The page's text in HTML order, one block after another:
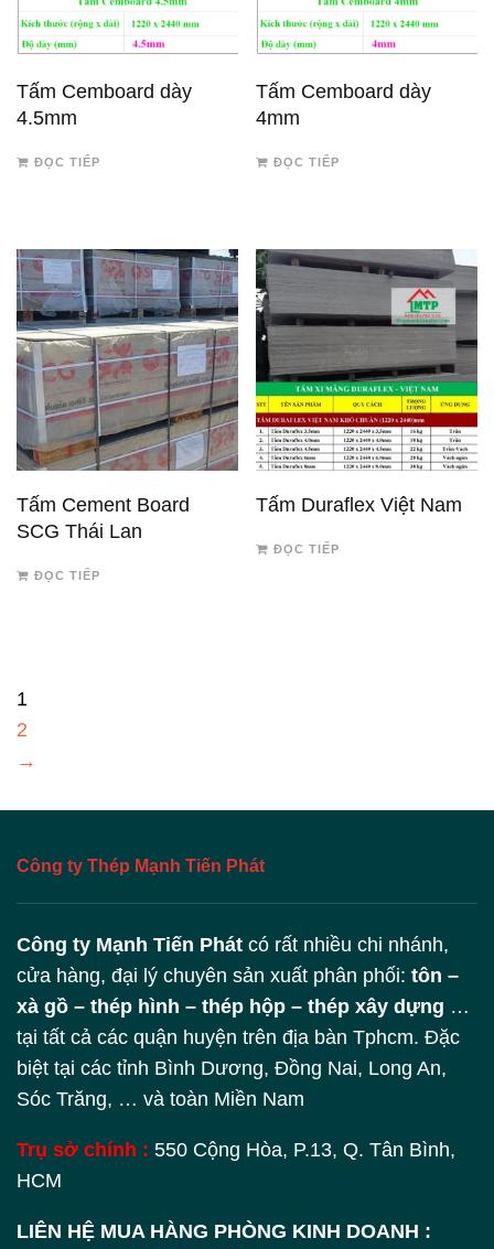
Tấm Cemboard dày
4.5mm
ĐỌC TIẾP
Tấm Cemboard dày
4mm
ĐỌC TIẾP
Tấm Cement Board
SCG Thái Lan
ĐỌC TIẾP
Tấm Duraflex Việt Nam
ĐỌC TIẾP
1
2
→
Công ty Thép Mạnh Tiến Phát
Công ty Mạnh Tiến Phát có rất nhiều chi nhánh,
cửa hàng, đại lý chuyên sản xuất phân phối: tôn –
xà gồ – thép hình – thép hộp – thép xây dựng …
tại tất cả các quận huyện trên địa bàn Tphcm. Đặc
biệt tại các tỉnh Bình Dương, Đồng Nai, Long An,
Sóc Trăng, … và toàn Miền Nam
Trụ sở chính : 550 Cộng Hòa, P.13, Q. Tân Bình,
HCM
LIÊN HỆ MUA HÀNG PHÒNG KINH DOANH :